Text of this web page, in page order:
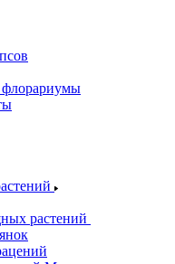
флорариумы
растений